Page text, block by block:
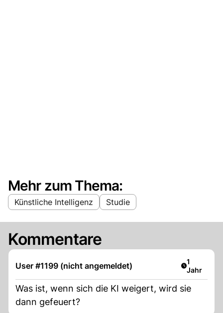
Mehr zum Thema:
Künstliche Intelligenz Studie
Kommentare
User #1199 (nicht angemeldet) Artikel
1
Jahr
Was ist, wenn sich die KI weigert, wird sie
dann gefeuert?